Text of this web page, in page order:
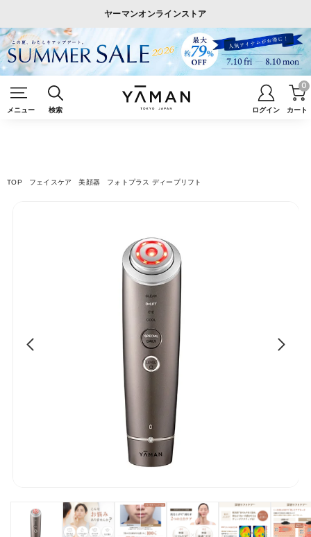
ヤーマンオンラインストア
メニュー 検索 ログイン カート
0
TOP フェイスケア 美顔器 フォトプラス ディープリフト